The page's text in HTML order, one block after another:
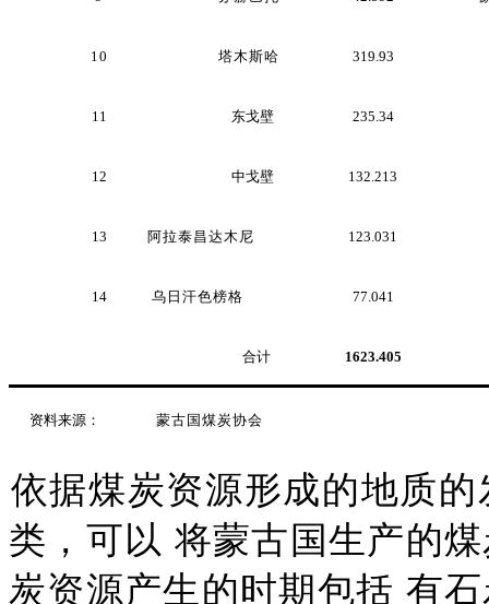
10 塔木斯哈 319.93
11 东戈壁 235.34
12 中戈壁 132.213
13 阿拉泰昌达木尼 123.031
14 乌日汗色榜格 77.041
合计 1623.405
资料来源： 蒙古国煤炭协会
依据煤炭资源形成的地质
类，可以 将蒙古国生产的
炭资源产生的时期包括 有